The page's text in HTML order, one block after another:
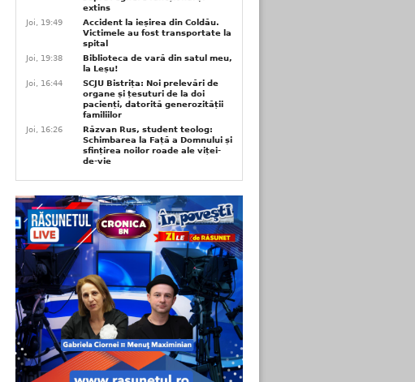
extins
Joi, 19:49
Accident la ieșirea din Coldău.
Victimele au fost transportate la
spital
Joi, 19:38
Biblioteca de vară din satul meu,
la Leșu!
Joi, 16:44
SCJU Bistrița: Noi prelevări de
organe și țesuturi de la doi
pacienți, datorită generozității
familiilor
Joi, 16:26
Răzvan Rus, student teolog:
Schimbarea la Față a Domnului și
sfințirea noilor roade ale viței-
de-vie